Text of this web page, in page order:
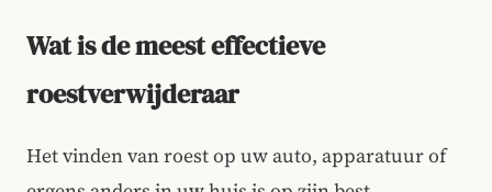
Wat is de meest effectieve
roestverwijderaar
Het vinden van roest op uw auto, apparatuur of